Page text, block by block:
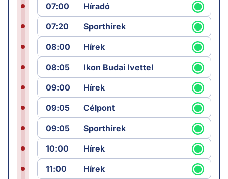
07:00
Híradó
07:20
Sporthírek
08:00
Hírek
08:05
Ikon Budai Ivettel
09:00
Hírek
09:05
Célpont
09:05
Sporthírek
10:00
Hírek
11:00
Hírek